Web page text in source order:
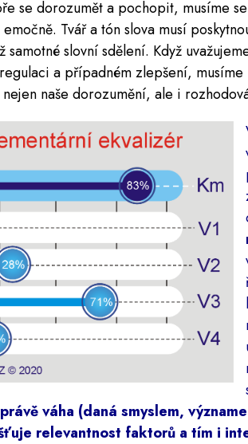
se dorozumět a pochopit, musíme
Tvář a tón slova musí
samotné slovní sdělení. Když
a případném zlepšení, musíme
naše dorozumění, ale i
váha (daná smyslem,
relevantnost faktorů a tím i